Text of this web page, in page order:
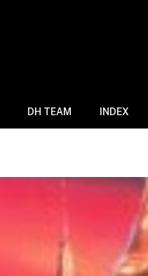
DH TEAM INDEX